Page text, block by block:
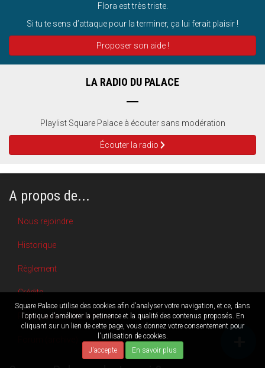
Square Palace utilise des cookies afin d'analyser votre navigation, et ce, dans
l'optique d'améliorer la petinence et la qualité des contenus proposés. En
cliquant sur un lien de cette page, vous donnez votre consentement pour
l'utilisation de cookies.
J'accepte
En savoir plus
Flora est très triste.
Si tu te sens d’attaque pour la terminer, ça lui ferait plaisir !
Proposer son aide !
LA RADIO DU PALACE
Playlist Square Palace à écouter sans modération
Écouter la radio
A propos de...
Nous rejoindre
Historique
Règlement
Crédits
Politique de confidentialité